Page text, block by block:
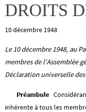
DROITS
10 décembre 1948
Le 10 décembre 1948, au
membres de l’Assemblée
Déclaration universelle
Préambule
inhérente à tous les